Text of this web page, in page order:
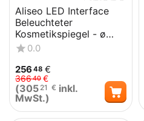
Aliseo LED Interface
Beleuchteter
Kosmetikspiegel - ø
220 mm,
Schwenka...
0.0
256 48 €
36640 €
(305 21 € inkl.
MwSt.)